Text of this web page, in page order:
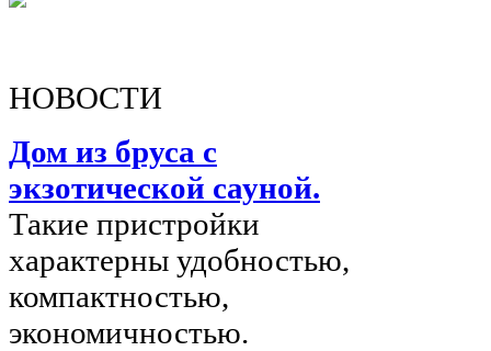
НОВОСТИ
Дом из бруса с
экзотической сауной.
Такие пристройки
характерны удобностью,
компактностью,
экономичностью.